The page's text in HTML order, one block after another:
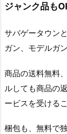
ジャンク品も
サバゲータウン
ガン、モデルガ
商品の送料無料
ルしても商品の
ービスを受ける
梱包も、無料で